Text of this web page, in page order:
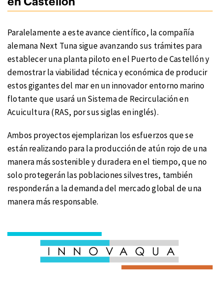
Paralelamente a este avance científico, la compañía
alemana Next Tuna sigue avanzando sus trámites para
establecer una planta piloto en el Puerto de Castellón y
demostrar la viabilidad técnica y económica de producir
estos gigantes del mar en un innovador entorno marino
flotante que usará un Sistema de Recirculación en
Acuicultura (RAS, por sus siglas en inglés).
Ambos proyectos ejemplarizan los esfuerzos que se
están realizando para la producción de atún rojo de una
manera más sostenible y duradera en el tiempo, que no
solo protegerán las poblaciones silvestres, también
responderán a la demanda del mercado global de una
manera más responsable.